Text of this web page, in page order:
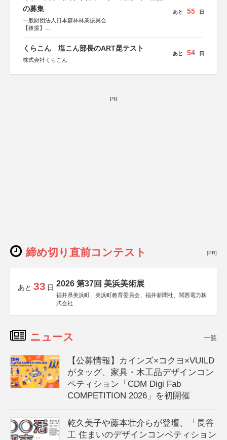
の募集
一般財団法人日本森林林業振興会
【後援】
あと 55 日
くらこん 塩こん部長のART昆テスト
株式会社くらこん
あと 54 日
PR
締め切り直前コンテスト [PR]
あと 33 日 2026 第37回 美浜美術展
福井県美浜町、美浜町教育委員会、福井新聞社、関西電力株
式会社
ニュース 一覧
【公募情報】カインズ×コクヨ×VUILD
がタッグ、家具・木工品デザインコン
ペティション「CDM Digi Fab
COMPETITION 2026」を初開催
乾久美子や藤本壮介らが登壇、「長谷
工 住まいのデザインコンペティション